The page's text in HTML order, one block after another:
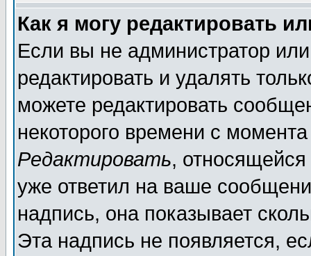
Как я могу редактировать
Если вы не администратор
редактировать и удалять
можете редактировать
некоторого времени с
Редактировать,
уже ответил на ваше
надпись, она показывает
Эта надпись не появляется,